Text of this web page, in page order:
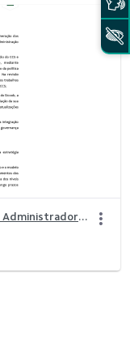
Política Institucional de Remuneração de Administradores do Sicoob.pdf